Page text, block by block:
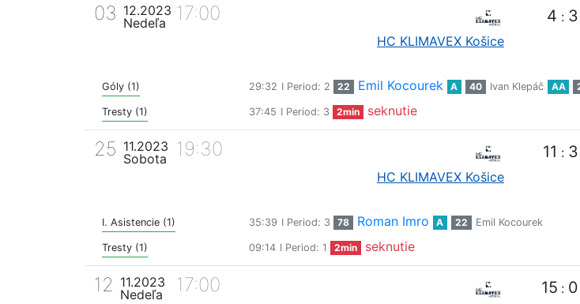
03 12.2023
Nedeľa
17:00
HC KLIMAVEX Košice
4 : 3
Góly (1) 29:32 I Period: 2 22 Emil Kocourek A 40 Ivan Klepáč AA
Tresty (1) 37:45 I Period: 3 2min seknutie
25 11.2023
Sobota
19:30
HC KLIMAVEX Košice
11 : 3
I. Asistencie (1) 35:39 I Period: 3 78 Roman Imro A 22 Emil Kocourek
Tresty (1) 09:14 I Period: 1 2min seknutie
12 11.2023
Nedeľa
17:00 15 : 0